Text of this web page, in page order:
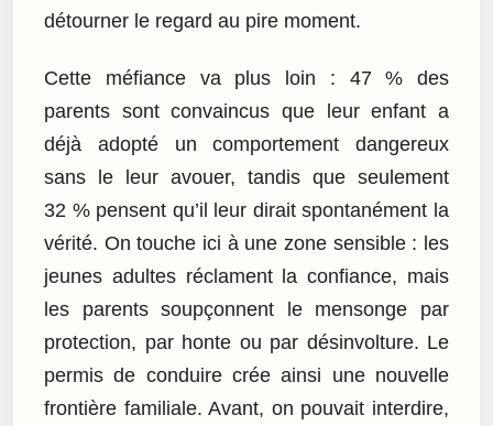
détourner le regard au pire moment.
Cette méfiance va plus loin : 47 % des
parents sont convaincus que leur enfant a
déjà adopté un comportement dangereux
sans le leur avouer, tandis que seulement
32 % pensent qu’il leur dirait spontanément la
vérité. On touche ici à une zone sensible : les
jeunes adultes réclament la confiance, mais
les parents soupçonnent le mensonge par
protection, par honte ou par désinvolture. Le
permis de conduire crée ainsi une nouvelle
frontière familiale. Avant, on pouvait interdire,